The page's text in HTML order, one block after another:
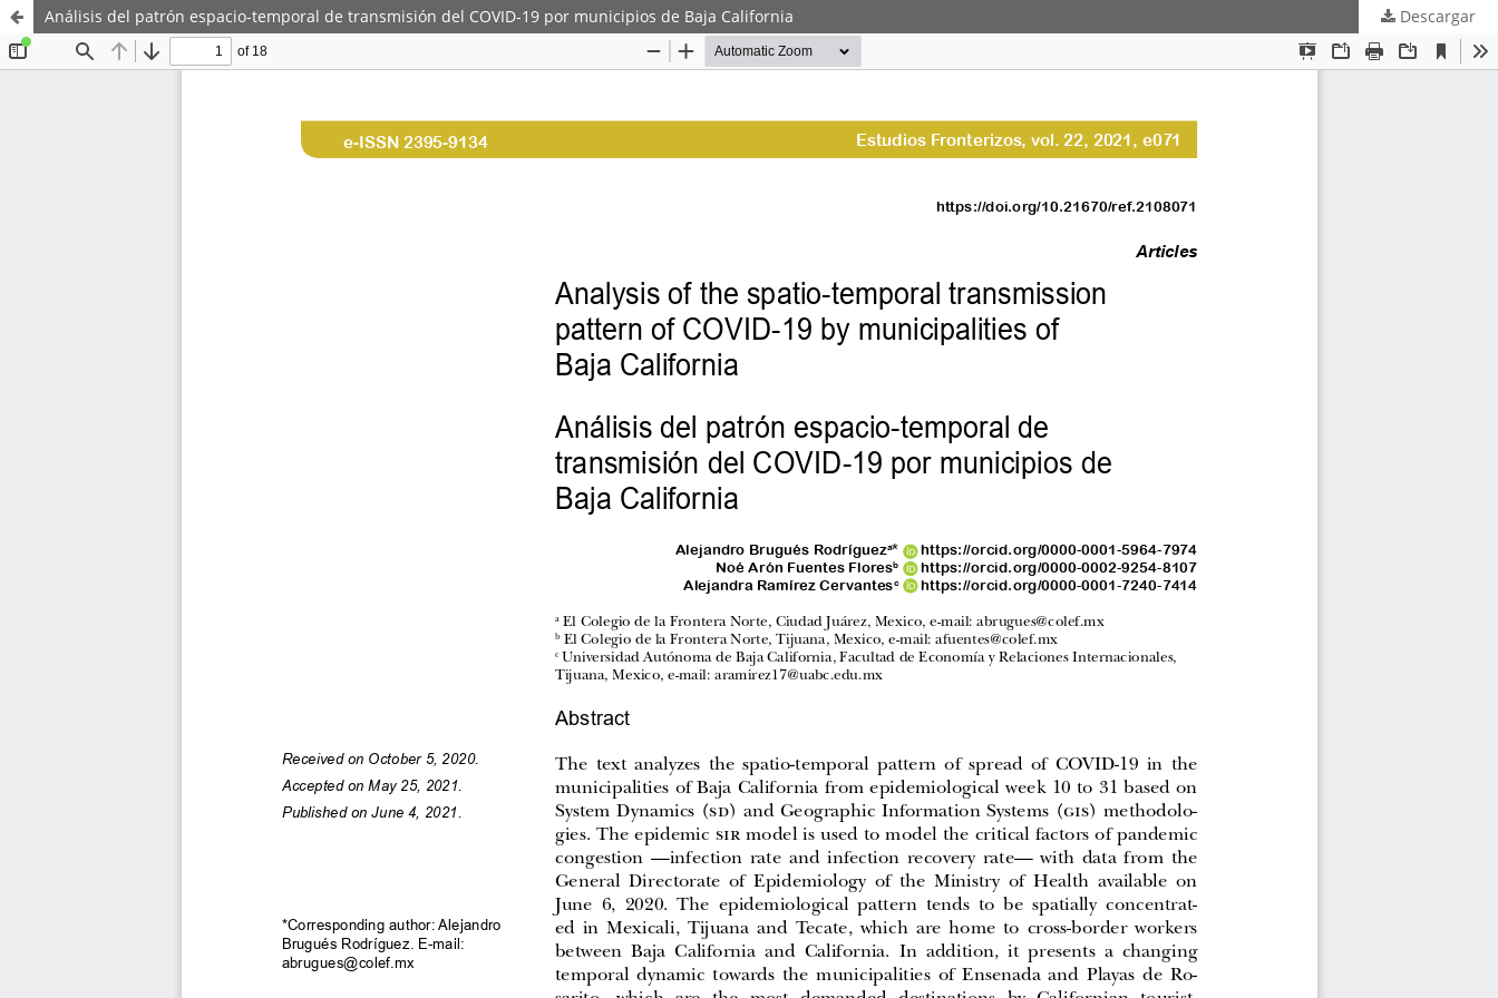
Análisis del patrón espacio-temporal de transmisión del COVID-19 por municipios de Baja California Descargar